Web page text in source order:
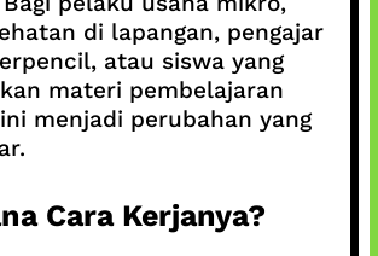
di lapangan, pengajar
atau siswa yang
materi pembelajaran
menjadi perubahan yang
Cara Kerjanya?